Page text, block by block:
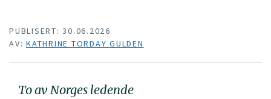
PUBLISERT: 30.06.2026
AV: KATHRINE TORDAY GULDEN
To av Norges ledende